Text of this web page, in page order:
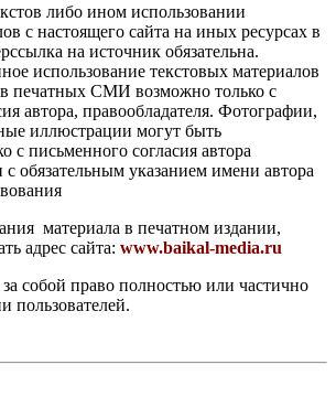
либо ином использовании
с настоящего сайта на иных ресурсах в
на источник обязательна.
использование текстовых материалов
в печатных СМИ возможно только с
автора, правообладателя. Фотографии,
иллюстрации могут быть
с письменного согласия автора
с обязательным указанием имени автора
материала в печатном издании,
адрес сайта: www.baikal-media.ru
за собой право полностью или частично
пользователей.